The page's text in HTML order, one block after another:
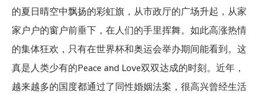
的夏日晴空中飘扬的彩虹旗，从市政厅的广场升起，从家
家户户的窗户前垂下，在人们的手里挥舞。如此高涨热情
的集体狂欢，只有在世界杯和奥运会举办期间能看到。这
真是人类少有的Peace and Love双双达成的时刻。近年，
越来越多的国度都通过了同性婚姻法案，很高兴曾经生活